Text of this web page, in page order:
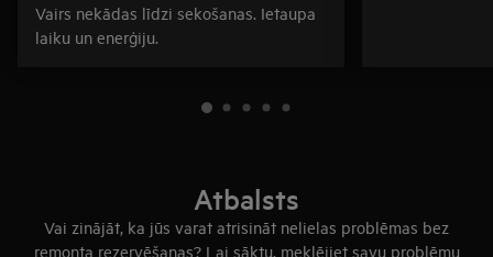
Vairs nekādas līdzi sekošanas. Ietaupa
laiku un enerģiju.
Atbalsts
Vai zinājāt, ka jūs varat atrisināt nelielas problēmas bez
remonta rezervēšanas? Lai sāktu, meklējiet savu problēmu